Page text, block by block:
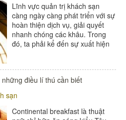
Lĩnh vực quản trị khách sạn
càng ngày càng phát triển với sự
hoàn thiện dịch vụ, giải quyết
nhanh chóng các khâu. Trong
đó, ta phải kể đến sự xuất hiện
#đồ amenities khách sạn
điều lí thú cần biết
sạn
Continental breakfast là thuật